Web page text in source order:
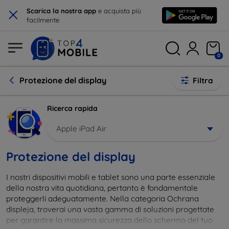
× Scarica la nostra app e acquista più
facilmente
0
Protezione del display Filtra
Ricerca rapida
Apple iPad Air
Protezione del display
I nostri dispositivi mobili e tablet sono una parte essenziale
della nostra vita quotidiana, pertanto è fondamentale
proteggerli adeguatamente. Nella categoria Ochrana
displeja, troverai una vasta gamma di soluzioni progettate
per garantire la massima sicurezza dello schermo del tuo